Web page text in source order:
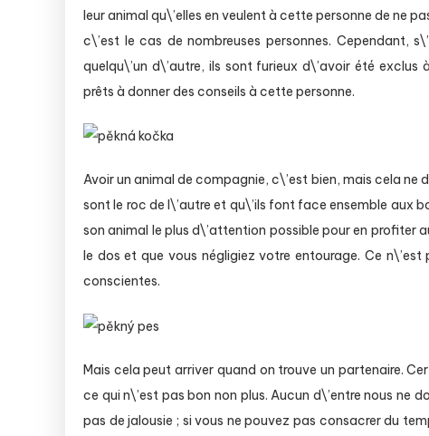
leur animal qu\’elles en veulent à cette personne de ne
c\’est le cas de nombreuses personnes. Cependant,
quelqu\’un d\’autre, ils sont furieux d\’avoir été
prêts à donner des conseils à cette personne.
Avoir un animal de compagnie, c\’est bien, mais cela ne
sont le roc de l\’autre et qu\’ils font face ensemble aux
son animal le plus d\’attention possible pour en profiter
le dos et que vous négligiez votre entourage. Ce n\’est
conscientes.
Mais cela peut arriver quand on trouve un partenaire.
ce qui n\’est pas bon non plus. Aucun d\’entre nous ne
pas de jalousie ; si vous ne pouvez pas consacrer du